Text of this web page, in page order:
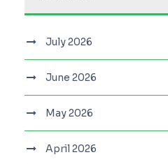
July 2026
June 2026
May 2026
April 2026